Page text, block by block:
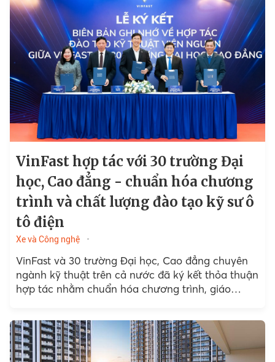
VinFast hợp tác với 30 trường Đại
học, Cao đẳng - chuẩn hóa chương
trình và chất lượng đào tạo kỹ sư ô
tô điện
Xe và Công nghệ
VinFast và 30 trường Đại học, Cao đẳng chuyên
ngành kỹ thuật trên cả nước đã ký kết thỏa thuận
hợp tác nhằm chuẩn hóa chương trình, giáo